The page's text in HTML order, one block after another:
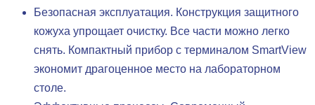
Безопасная эксплуатация. Конструкция защитного
кожуха упрощает очистку. Все части можно легко
снять. Компактный прибор с терминалом SmartView
экономит драгоценное место на лабораторном
столе.